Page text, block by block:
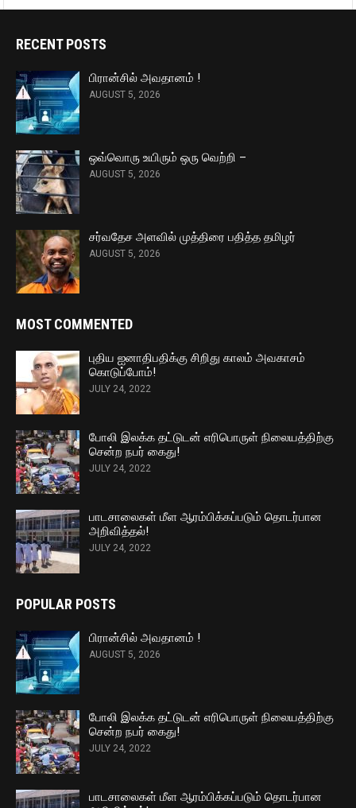
RECENT POSTS
பிரான்சில் அவதானம் !
AUGUST 5, 2026
ஒவ்வொரு உயிரும் ஒரு வெற்றி –
AUGUST 5, 2026
சர்வதேச அளவில் முத்திரை பதித்த தமிழர்
AUGUST 5, 2026
MOST COMMENTED
புதிய ஐனாதிபதிக்கு சிறிது காலம் அவகாசம்
கொடுப்போம்!
JULY 24, 2022
போலி இலக்க தட்டுடன் எரிபொருள் நிலையத்திற்கு
சென்ற நபர் கைது!
JULY 24, 2022
பாடசாலைகள் மீள ஆரம்பிக்கப்படும் தொடர்பான
அறிவித்தல்!
JULY 24, 2022
POPULAR POSTS
பிரான்சில் அவதானம் !
AUGUST 5, 2026
போலி இலக்க தட்டுடன் எரிபொருள் நிலையத்திற்கு
சென்ற நபர் கைது!
JULY 24, 2022
பாடசாலைகள் மீள ஆரம்பிக்கப்படும் தொடர்பான